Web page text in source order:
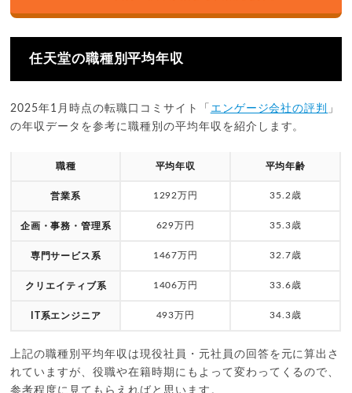
任天堂の職種別平均年収
2025年1月時点の転職口コミサイト「 エンゲージ会社の評判
」
の年収データを参考に職種別の平均年収を紹介します。
職種 平均年収 平均年齢
営業系 1292万円 35.2歳
企画・事務・管理系 629万円 35.3歳
専門サービス系 1467万円 32.7歳
クリエイティブ系 1406万円 33.6歳
IT系エンジニア 493万円 34.3歳
上記の職種別平均年収は現役社員・元社員の回答を元に算出さ
れていますが、役職や在籍時期にもよって変わってくるので、
参考程度に見てもらえればと思います。